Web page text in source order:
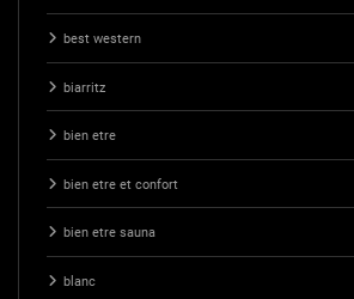
best western
biarritz
bien etre
bien etre et confort
bien etre sauna
blanc